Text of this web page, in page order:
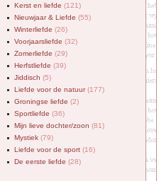
Kerst en liefde (121)
Nieuwjaar & Liefde (55)
Winterliefde (26)
Voorjaarsliefde (32)
Zomerliefde (29)
Herfstliefde (39)
Jiddisch (5)
Liefde voor de natuur(177)
Groningse liefde (2)
Sportliefde (36)
Mijn lieve dochter/zoon (81)
Mystiek (79)
Liefde voor de sport (16)
De eerste liefde (28)